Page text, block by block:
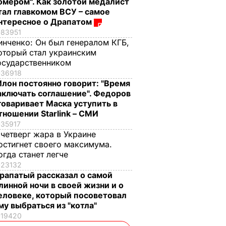
главкомом ВСУ – самое
о Драпатом
83951
Он был генералом КГБ,
стал украинским
36918
постоянно говорит: "Время
соглашение". Федоров
Маска уступить в
Starlink – СМИ
35917
жара в Украине
своего максимума.
станет легче
23132
рассказал о самой
ночи в своей жизни и о
который посоветовал
выбраться из "котла"
19420